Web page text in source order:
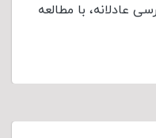
عادلانه، با مطالعه